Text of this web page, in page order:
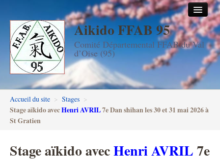
Aikido FFAB 95
Comité Départemental FFAB du Val
d’Oise (95)
Accueil
Les dojos
Stages
Les enseignants
FFAB95
Aïkido enfants & ados
Accueil du site > Stages >
Stage aïkido avecHenri AVRIL7e Dan shihan les 30 et 31 mai 2026 à
St Gratien
Stage aïkido avecHenri AVRIL7e